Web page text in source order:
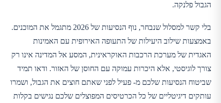
הגבול פלנקה.
בלי קשר למסלול שנבחר, נוף הנסיעות של 2026 מתגמל את המוכנים.
באמצעות שילוב היעילות של התעופה האירופית עם האמינות
האגדית של מערכת הרכבות האוקראינית, המסע אל המדינה אינו רק
צורך לוגיסטי, אלא היכרות עמוקה עם החוסן של האזור. ודאו תמיד
שביטוח הנסיעות שלכם מ- פעיל לפני שאתם חוצים את הגבול, ושמרו
עותקים דיגיטליים של כל הכרטיסים המפוצלים שלכם נגישים בקלות